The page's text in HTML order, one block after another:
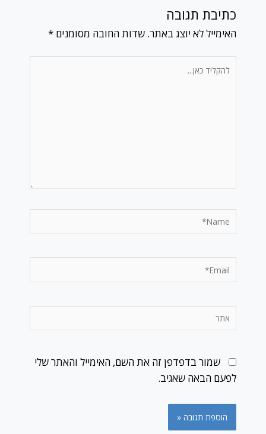
כתיבת תגובה
האימייל לא יוצג באתר. שדות החובה מסומנים *
להקליד
כאן...
Name*
Email*
אתר
שמור בדפדפן זה את השם, האימייל והאתר שלי
לפעם הבאה שאגיב.